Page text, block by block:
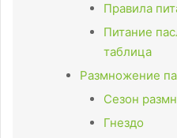
Правила
Питание
таблица
Размножение
Сезон
Гнездо